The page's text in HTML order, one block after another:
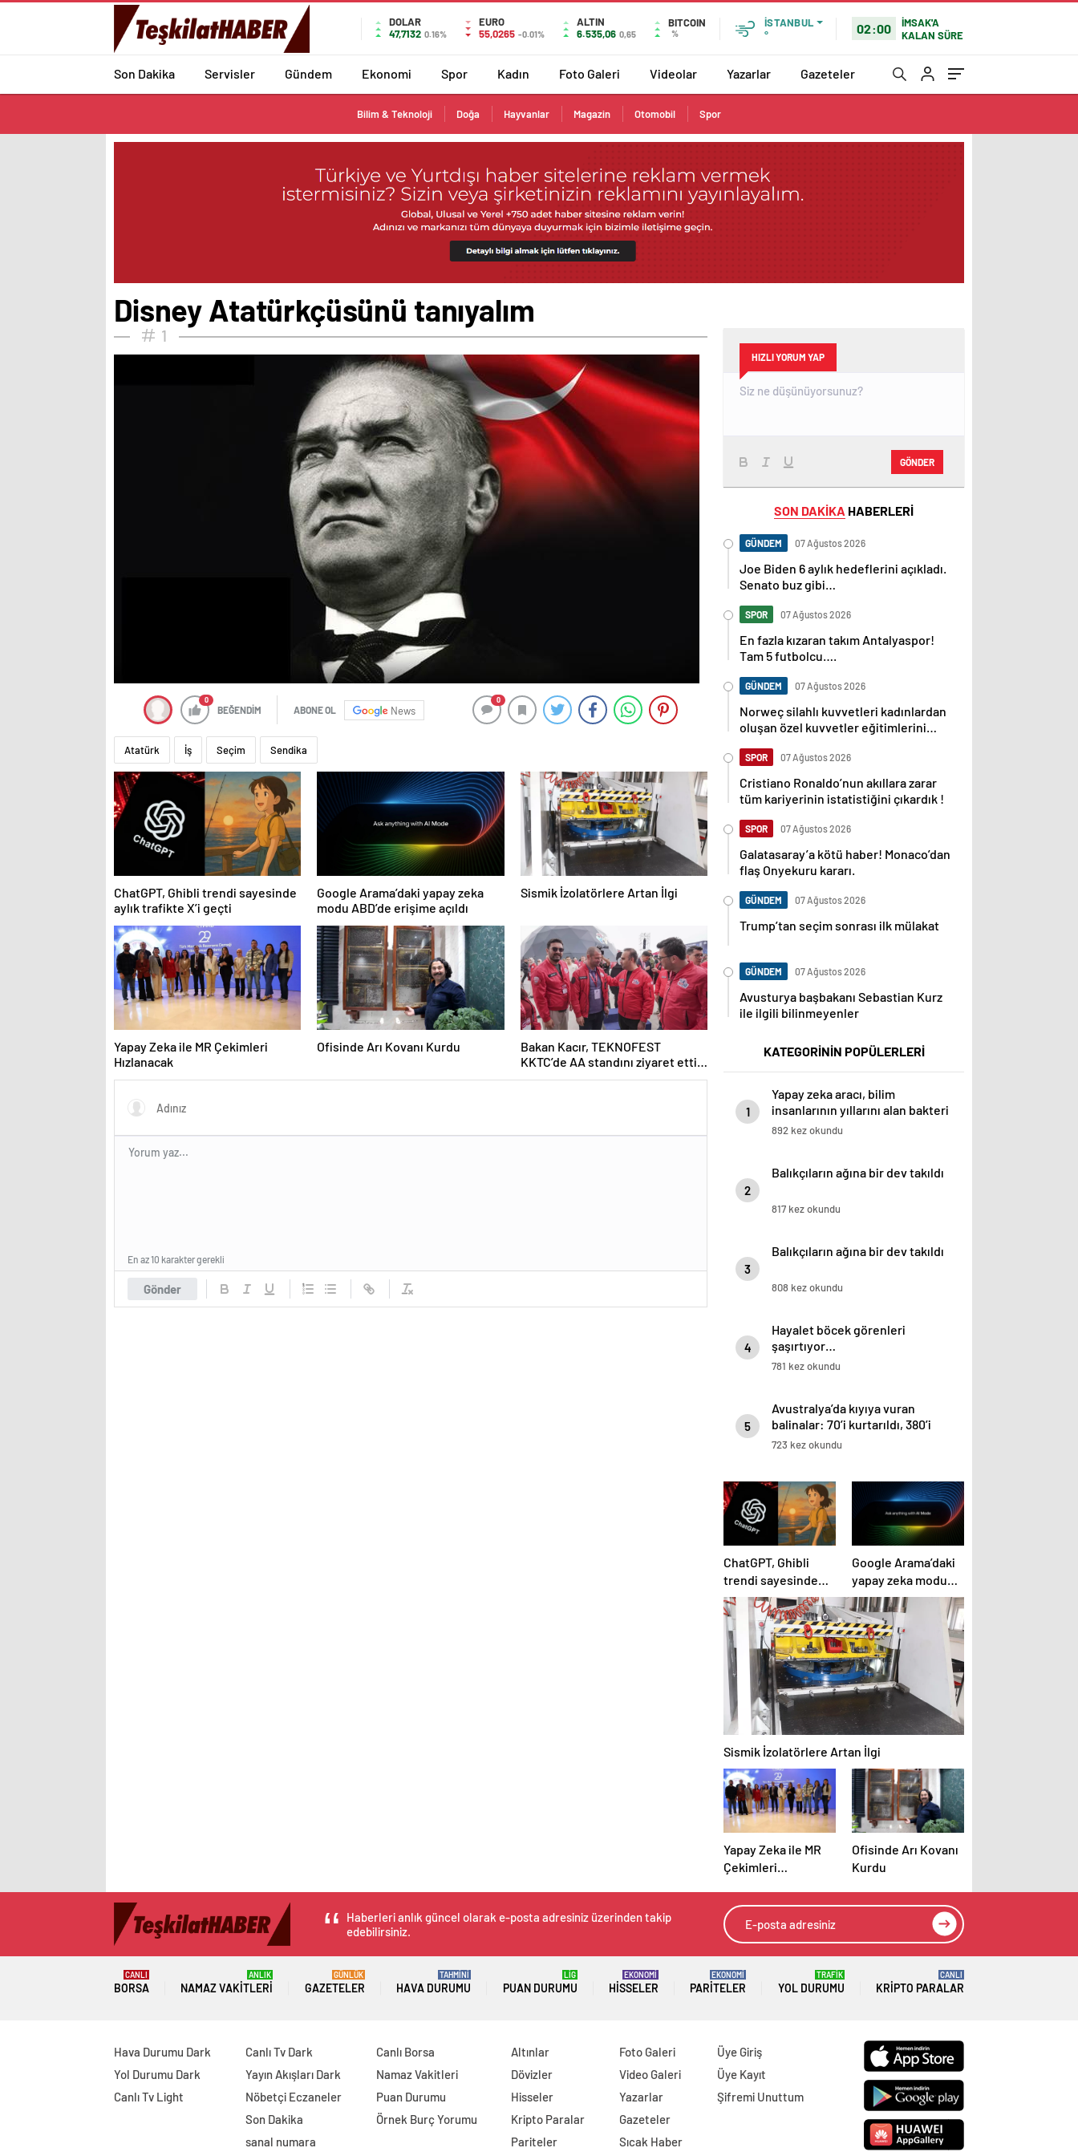
DOLAR
47,7132 0.16%
EURO
55,0265 -0.01%
ALTIN
6.535,06 0,65
BITCOIN
%
İSTANBUL
°
02:00
İMSAK'A
KALAN SÜRE
Son Dakika Servisler Gündem Ekonomi Spor Kadın Foto Galeri Videolar Yazarlar Gazeteler
Bilim & Teknoloji Doğa Hayvanlar Magazin Otomobil Spor
Disney Atatürkçüsünü tanıyalım
1
0
BEĞENDİM ABONE OL News
0
Atatürk İş Seçim Sendika
ChatGPT, Ghibli trendi sayesinde
aylık trafikte X’i geçti
Google Arama’daki yapay zeka
modu ABD’de erişime açıldı
Sismik İzolatörlere Artan İlgi
Yapay Zeka ile MR Çekimleri
Hızlanacak
Ofisinde Arı Kovanı Kurdu
Bakan Kacır, TEKNOFEST
KKTC’de AA standını ziyaret etti
Açıklaması
Gönder
En az 10 karakter gerekli
HIZLI YORUM YAP
GÖNDER
SON DAKİKA HABERLERİ
GÜNDEM 07 Ağustos 2026
Joe Biden 6 aylık hedeflerini açıkladı.
Senato buz gibi…
SPOR 07 Ağustos 2026
En fazla kızaran takım Antalyaspor!
Tam 5 futbolcu….
GÜNDEM 07 Ağustos 2026
Norweç silahlı kuvvetleri kadınlardan
oluşan özel kuvvetler eğitimlerini
SPOR 07 Ağustos 2026
Cristiano Ronaldo’nun akıllara zarar
tüm kariyerinin istatistiğini çıkardık !
SPOR 07 Ağustos 2026
Galatasaray’a kötü haber! Monaco’dan
flaş Onyekuru kararı.
GÜNDEM 07 Ağustos 2026
Trump’tan seçim sonrası ilk mülakat
GÜNDEM 07 Ağustos 2026
Avusturya başbakanı Sebastian Kurz
ile ilgili bilinmeyenler
KATEGORİNİN POPÜLERLERİ
1
Yapay zeka aracı, bilim
insanlarının yıllarını alan bakteri
sorununu iki günde çözdü
892 kez okundu
2
Balıkçıların ağına bir dev takıldı
817 kez okundu
3
Balıkçıların ağına bir dev takıldı
808 kez okundu
4
Hayalet böcek görenleri
şaşırtıyor…
781 kez okundu
5
Avustralya’da kıyıya vuran
balinalar: 70’i kurtarıldı, 380’i
öldü
723 kez okundu
ChatGPT, Ghibli
trendi sayesinde
aylık trafikte X’i
geçti
Google Arama’daki
yapay zeka modu
ABD’de erişime
açıldı
Sismik İzolatörlere Artan İlgi
Yapay Zeka ile MR
Çekimleri
Ofisinde Arı Kovanı
Kurdu
Haberleri anlık güncel olarak e-posta adresiniz üzerinden takip
edebilirsiniz.
BORSA
CANLI
NAMAZ VAKITLERI
ANLIK
GAZETELER
GÜNLÜK
HAVA DURUMU
TAHMİNİ
PUAN DURUMU
LİG
HISSELER
EKONOMİ
PARITELER
EKONOMİ
YOL DURUMU
TRAFİK
KRIPTO PARALAR
CANLI
Hava Durumu Dark
Yol Durumu Dark
Canlı Tv Light
Canlı Tv Dark
Yayın Akışları Dark
Nöbetçi Eczaneler
Son Dakika
sanal numara
Canlı Borsa
Namaz Vakitleri
Puan Durumu
Örnek Burç Yorumu
Altınlar
Dövizler
Hisseler
Kripto Paralar
Pariteler
Foto Galeri
Video Galeri
Yazarlar
Gazeteler
Sıcak Haber
Üye Giriş
Üye Kayıt
Şifremi Unuttum